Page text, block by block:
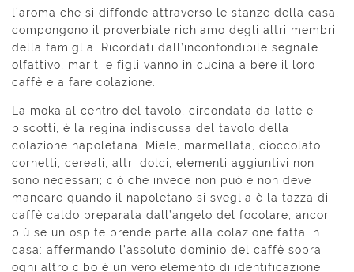
l’aroma che si diffonde attraverso le stanze della casa,
compongono il proverbiale richiamo degli altri membri
della famiglia. Ricordati dall’inconfondibile segnale
olfattivo, mariti e figli vanno in cucina a bere il loro
caffè e a fare colazione.
La moka al centro del tavolo, circondata da latte e
biscotti, è la regina indiscussa del tavolo della
colazione napoletana. Miele, marmellata, cioccolato,
cornetti, cereali, altri dolci, elementi aggiuntivi non
sono necessari; ciò che invece non può e non deve
mancare quando il napoletano si sveglia è la tazza di
caffè caldo preparata dall’angelo del focolare, ancor
più se un ospite prende parte alla colazione fatta in
casa: affermando l’assoluto dominio del caffè sopra
ogni altro cibo è un vero elemento di identificazione